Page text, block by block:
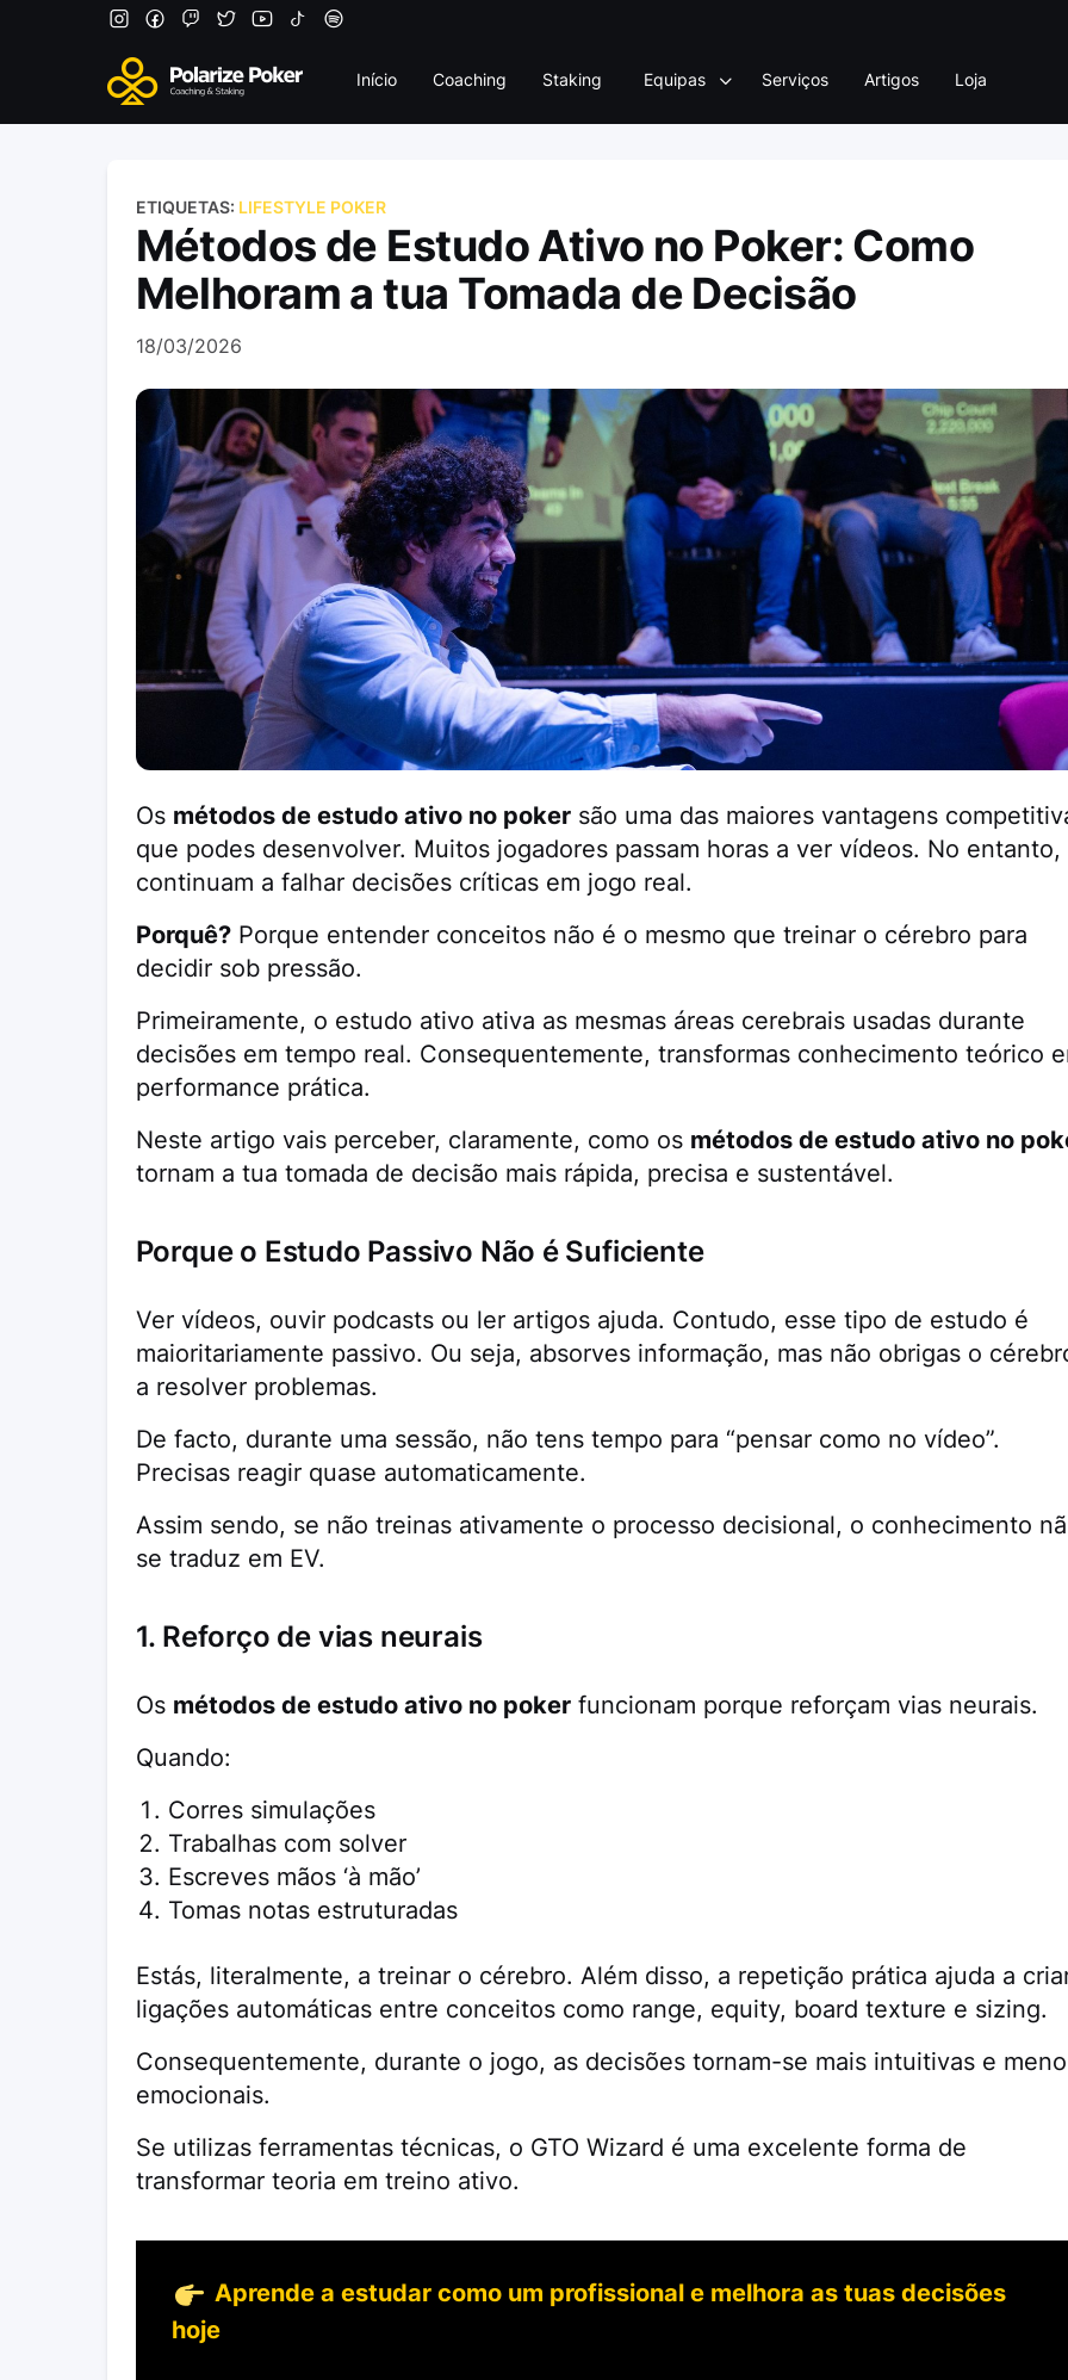
Início Coaching Staking Equipas Serviços Artigos Loja
ETIQUETAS: LIFESTYLE POKER
Métodos de Estudo Ativo no Poker: Como
Melhoram a tua Tomada de Decisão
18/03/2026
Os métodos de estudo ativo no pokersão uma das maiores vantagens
que podes desenvolver. Muitos jogadores passam horas a ver vídeos. No entanto,
continuam a falhar decisões críticas em jogo real.
Porquê?Porque entender conceitos não é o mesmo que treinar o cérebro para
decidir sob pressão.
Primeiramente, o estudo ativo ativa as mesmas áreas cerebrais usadas durante
decisões em tempo real. Consequentemente, transformas conhecimento teórico
performance prática.
Neste artigo vais perceber, claramente, como os métodos de estudo ativo no
tornam a tua tomada de decisão mais rápida, precisa e sustentável.
Porque o Estudo Passivo Não é Suficiente
Ver vídeos, ouvir podcasts ou ler artigos ajuda. Contudo, esse tipo de estudo é
maioritariamente passivo. Ou seja, absorves informação, mas não obrigas o
a resolver problemas.
De facto, durante uma sessão, não tens tempo para “pensar como no vídeo”.
Precisas reagir quase automaticamente.
Assim sendo, se não treinas ativamente o processo decisional, o conhecimento
se traduz em EV.
1. Reforço de vias neurais
Os métodos de estudo ativo no pokerfuncionam porque reforçam vias neurais.
Quando:
Corres simulações
Trabalhas com solver
Escreves mãos ‘à mão’
Tomas notas estruturadas
Estás, literalmente, a treinar o cérebro. Além disso, a repetição prática ajuda a
ligações automáticas entre conceitos como range, equity, board texture e sizing.
Consequentemente, durante o jogo, as decisões tornam-se mais intuitivas e
emocionais.
Se utilizas ferramentas técnicas, o GTO Wizard é uma excelente forma de
transformar teoria em treino ativo.
Aprende a estudar como um profissional e melhora as tuas decisões
hoje